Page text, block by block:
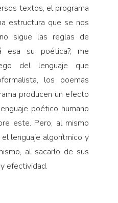
textos, el programa
estructura que se nos
sigue las reglas de
esa su poética?, me
del lenguaje que
los poemas
producen un efecto
poético humano
este. Pero, al mismo
lenguaje algorítmico y
al sacarlo de sus
efectividad.